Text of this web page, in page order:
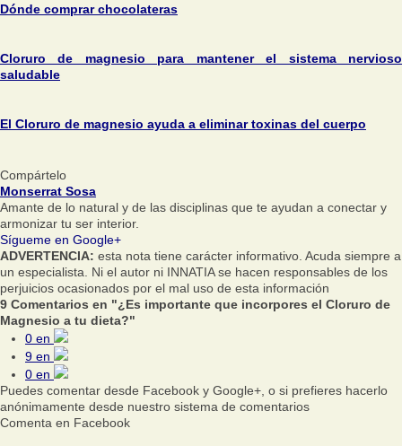
Dónde comprar chocolateras
Cloruro de magnesio para mantener el sistema nervioso
saludable
El Cloruro de magnesio ayuda a eliminar toxinas del cuerpo
Compártelo
Monserrat Sosa
Amante de lo natural y de las disciplinas que te ayudan a conectar y
armonizar tu ser interior.
Sígueme en Google+
ADVERTENCIA: esta nota tiene carácter informativo. Acuda siempre a
un especialista. Ni el autor ni INNATIA se hacen responsables de los
perjuicios ocasionados por el mal uso de esta información
9 Comentarios en "¿Es importante que incorpores el Cloruro de
Magnesio a tu dieta?"
0 en
9 en
0 en
Puedes comentar desde Facebook y Google+, o si prefieres hacerlo
anónimamente desde nuestro sistema de comentarios
Comenta en Facebook